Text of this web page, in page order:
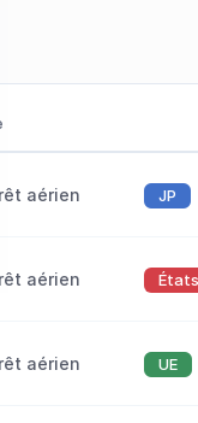
aérien JP
aérien
aérien UE